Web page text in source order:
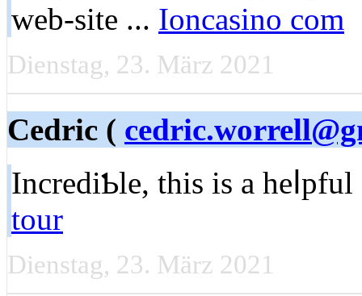
web-ѕite ... Ioncasino com
Dienstag, 23. März 2021
Cedric (
IncrеdiƄle, this is a
tour
Dienstag, 23. März 2021